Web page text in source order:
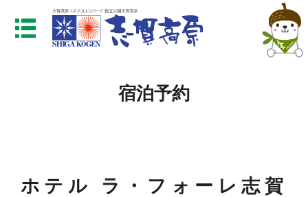
宿泊予約
ホテル ラ・フォーレ志賀